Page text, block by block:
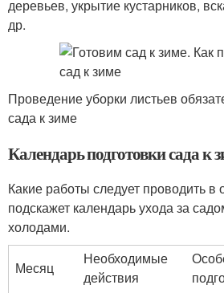
деревьев, укрытие кустарников,
др.
Проведение уборки листьев
сада к зиме
Календарь подготовки сада к
Какие работы следует проводить в
подскажет календарь ухода за
холодами.
Месяц
Необходимые
действия